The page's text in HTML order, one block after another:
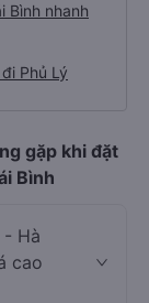
Bình nhanh
Phủ Lý
gặp khi đặt
Bình
- Hà
cao